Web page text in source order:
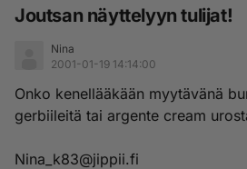
Joutsan näyttelyyn tulijat!
Nina
2001-01-19 14:14:00
Onko kenellääkään myytävänä
gerbiileitä tai argente cream
Nina_k83@jippii.fi